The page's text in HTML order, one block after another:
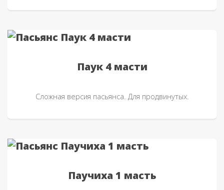
Паук 4 масти
Сложная версия пасьянса. Для продвинутых.
Паучиха 1 масть